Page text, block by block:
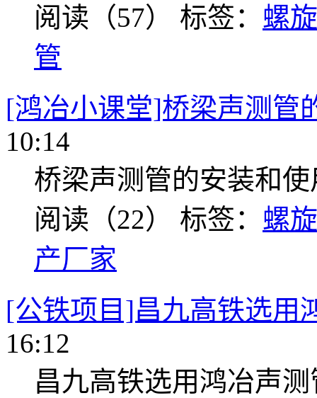
阅读（57） 标签： 螺
管
[鸿冶小课堂]桥梁声测管
10:14
桥梁声测管的安装和使
阅读（22） 标签： 螺
产厂家
[公铁项目]昌九高铁选用
16:12
昌九高铁选用鸿冶声测